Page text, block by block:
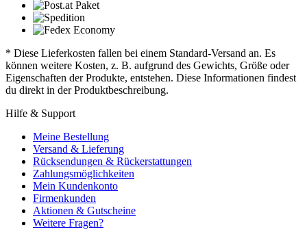
* Diese Lieferkosten fallen bei einem Standard-Versand an. Es
können weitere Kosten, z. B. aufgrund des Gewichts, Größe oder
Eigenschaften der Produkte, entstehen. Diese Informationen findest
du direkt in der Produktbeschreibung.
Hilfe & Support
Meine Bestellung
Versand & Lieferung
Rücksendungen & Rückerstattungen
Zahlungsmöglichkeiten
Mein Kundenkonto
Firmenkunden
Aktionen & Gutscheine
Weitere Fragen?